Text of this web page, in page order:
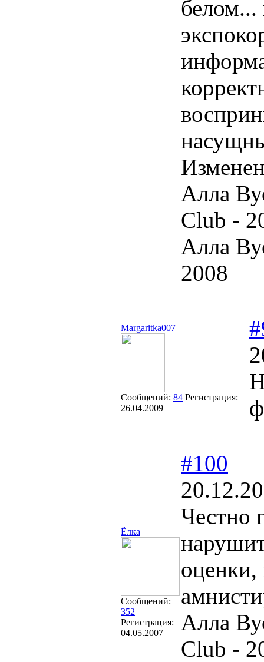
белом...
Алла
Club -
Алла
2008
Margaritka007
Сообщений: 84 Регистрация:
26.04.2009
Ёлка
Сообщений:
352
Регистрация:
04.05.2007
#100
Честно
оценки,
Алла
Club -